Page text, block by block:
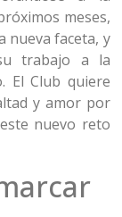
meses,
nueva faceta, y
trabajo a la
El Club quiere
y amor por
nuevo reto